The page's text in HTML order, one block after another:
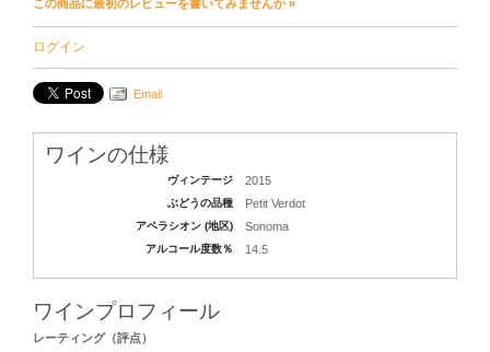
この商品に最初のレビューを書いてみませんか »
ログイン
Email
ワインの仕様
ヴィンテージ 2015
ぶどうの品種 Petit Verdot
アペラシオン (地区) Sonoma
アルコール度数％ 14.5
ワインプロフィール
レーティング（評点）